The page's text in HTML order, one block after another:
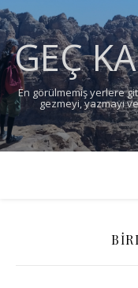
GEÇ
En görülmemiş yerlere
gezmeyi, yazmayı